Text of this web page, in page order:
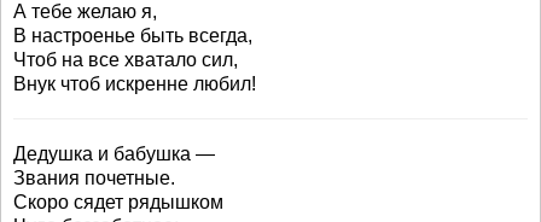
А тебе желаю я,
В настроенье быть всегда,
Чтоб на все хватало сил,
Внук чтоб искренне любил!
Дедушка и бабушка —
Звания почетные.
Скоро сядет рядышком